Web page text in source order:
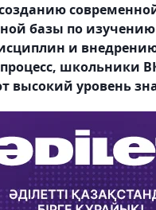
базы по изучению
и
школьники
высокий уровень